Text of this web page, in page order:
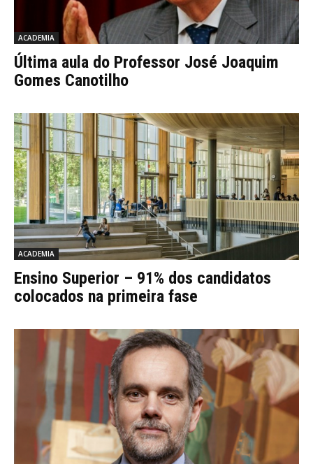
ACADEMIA
Última aula do Professor José Joaquim
Gomes Canotilho
ACADEMIA
Ensino Superior – 91% dos candidatos
colocados na primeira fase